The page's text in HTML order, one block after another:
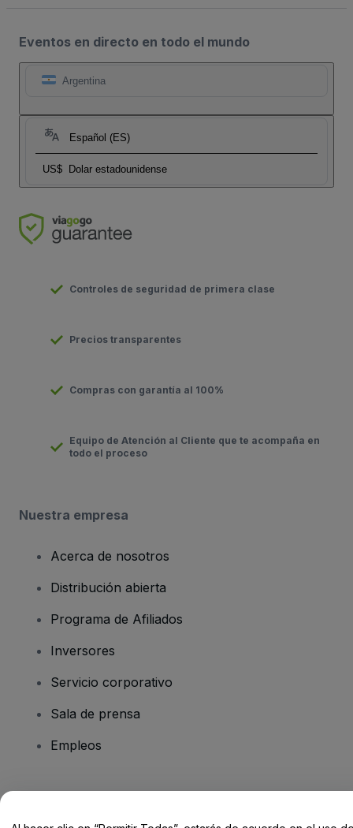
Eventos en directo en todo el mundo
Argentina
Español (ES)
US$ Dolar estadounidense
Controles de seguridad de primera clase
Precios transparentes
Compras con garantía al 100%
Equipo de Atención al Cliente que te acompaña en
todo el proceso
Nuestra empresa
Acerca de nosotros
Distribución abierta
Programa de Afiliados
Inversores
Servicio corporativo
Sala de prensa
Empleos